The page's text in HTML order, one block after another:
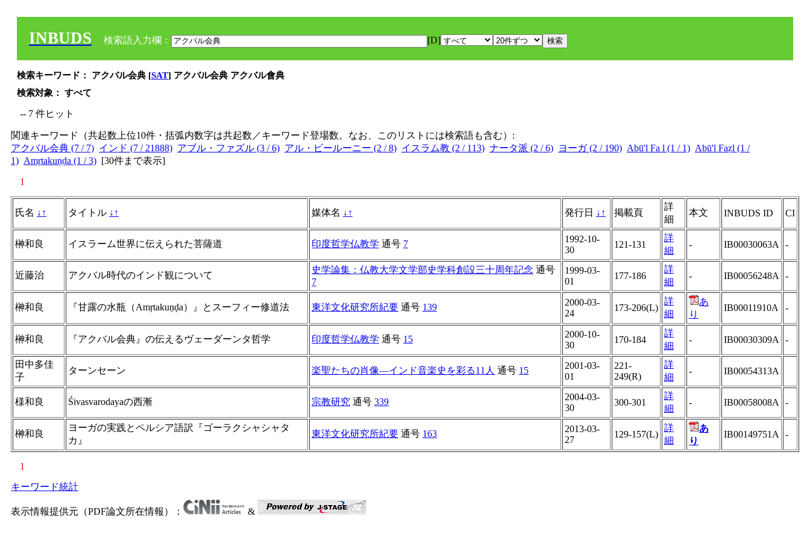
INBUDS 検索語入力欄： [D]
検索キーワード： アクバル会典 [SAT] アクバル会典 アクバル會典
検索対象： すべて
-- 7 件ヒット
関連キーワード（共起数上位10件・括弧内数字は共起数／キーワード登場数。なお、このリストには検索語も含む）:
アクバル会典 (7 / 7) インド (7 / 21888) アブル・ファズル (3 / 6) アル・ビールーニー (2 / 8) イスラム教 (2 / 113) ナータ派 (2 / 6) ヨーガ (2 / 190) Abū'l Fa l (1 / 1) Abū'l Faẓl (1 /
1) Amṛtakuṇḍa (1 / 3) [30件まで表示]
1
氏名 ↓ ↑ タイトル ↓ ↑ 媒体名 ↓ ↑ 発行日 ↓ ↑ 掲載頁
詳
細
本文 INBUDS ID CI
榊和良 イスラーム世界に伝えられた菩薩道 印度哲学仏教学 通号 7
1992-10-
30
121-131
詳
細
- IB00030063A -
近藤治 アクバル時代のインド観について
史学論集：仏教大学文学部史学科創設三十周年記念 通号
7
1999-03-
01
177-186
詳
細
- IB00056248A -
榊和良 『甘露の水瓶（Amṛtakuṇḍa）』とスーフィー修道法 東洋文化研究所紀要 通号 139
2000-03-
24
173-206(L)
詳
細
あ
り
IB00011910A -
榊和良 『アクバル会典』の伝えるヴェーダーンタ哲学 印度哲学仏教学 通号 15
2000-10-
30
170-184
詳
細
- IB00030309A -
田中多佳
子
ターンセーン 楽聖たちの肖像―インド音楽史を彩る11人 通号 15
2001-03-
01
221-
249(R)
詳
細
- IB00054313A
様和良 Śivasvarodayaの西漸 宗教研究 通号 339
2004-03-
30
300-301
詳
細
- IB00058008A -
榊和良
ヨーガの実践とペルシア語訳『ゴーラクシャシャタ
カ』
東洋文化研究所紀要 通号 163
2013-03-
27
129-157(L)
詳
細
あ
り
IB00149751A -
1
キーワード統計
表示情報提供元（PDF論文所在情報）： &